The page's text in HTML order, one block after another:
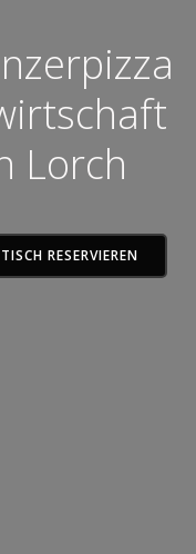
Lorch
RESERVIEREN